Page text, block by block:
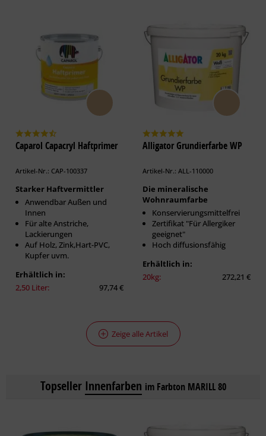
Caparol Capacryl Haftprimer
Artikel-Nr.: CAP-100337
Starker Haftvermittler
Anwendbar Außen und
Innen
Für alte Anstriche,
Lackierungen
Auf Holz, Zink,Hart-PVC,
Kupfer uvm.
Erhältlich in:
2,50 Liter:
97,74 €
Alligator Grundierfarbe WP
Artikel-Nr.: ALL-110000
Die mineralische
Wohnraumfarbe
Konservierungsmittelfrei
Zertifikat "Für Allergiker
geeignet"
Hoch diffusionsfähig
Erhältlich in:
20kg:
272,21 €
Zeige alle Artikel
Topseller Innenfarben im Farbton MARILL 80